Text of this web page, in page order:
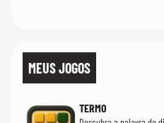
MEUS JOGOS
TERMO